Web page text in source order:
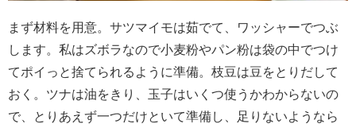
まず材料を用意。サツマイモは茹でて、ワッシャーでつぶ
します。私はズボラなので小麦粉やパン粉は袋の中でつけ
てポイっと捨てられるように準備。枝豆は豆をとりだして
おく。ツナは油をきり、玉子はいくつ使うかわからないの
で、とりあえず一つだけといて準備し、足りないようなら